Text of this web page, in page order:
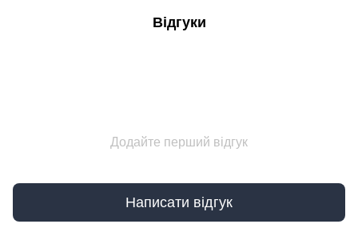
Відгуки
Додайте перший відгук
Написати відгук